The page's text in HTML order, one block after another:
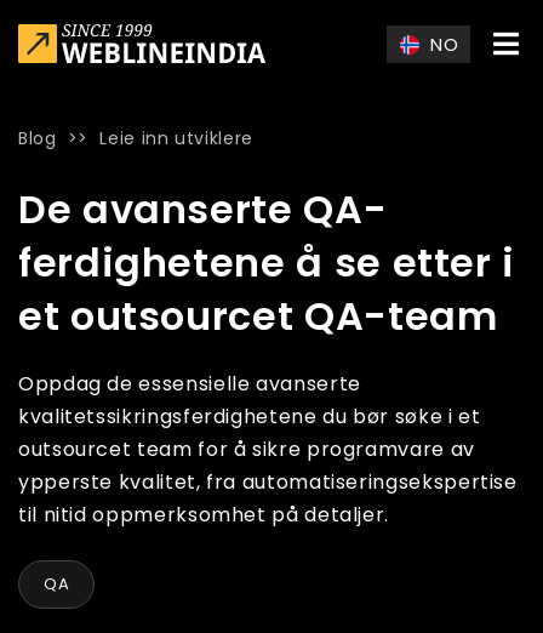
NO
Blog >>Leie inn utviklere
De avanserte QA-
ferdighetene å se etter i
et outsourcet QA-team
Oppdag de essensielle avanserte
kvalitetssikringsferdighetene du bør søke i et
outsourcet team for å sikre programvare av
ypperste kvalitet, fra automatiseringsekspertise
til nitid oppmerksomhet på detaljer.
QA